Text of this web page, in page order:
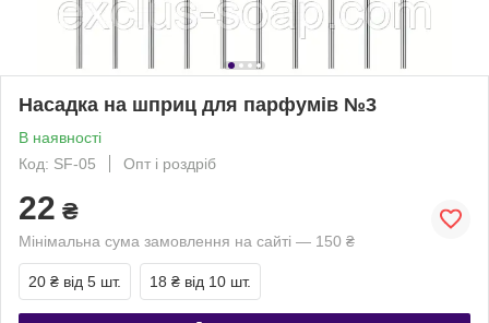
Насадка на шприц для парфумів №3
В наявності
Код: SF-05
Опт і роздріб
22 ₴
Мінімальна сума замовлення на сайті — 150 ₴
20 ₴ від 5 шт. 18 ₴ від 10 шт.